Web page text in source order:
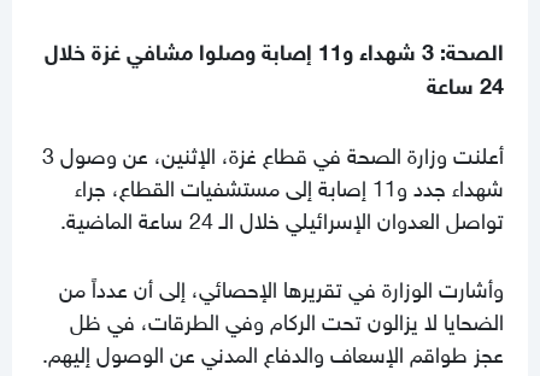
الصحة: 3 شهداء و11 إصابة وصلوا مشافي غزة خلال
24 ساعة
أعلنت وزارة الصحة في قطاع غزة، الإثنين، عن وصول 3
شهداء جدد و11 إصابة إلى مستشفيات القطاع، جراء
تواصل العدوان الإسرائيلي خلال الـ 24 ساعة الماضية.
وأشارت الوزارة في تقريرها الإحصائي، إلى أن عدداً من
الضحايا لا يزالون تحت الركام وفي الطرقات، في ظل
عجز طواقم الإسعاف والدفاع المدني عن الوصول إليهم.